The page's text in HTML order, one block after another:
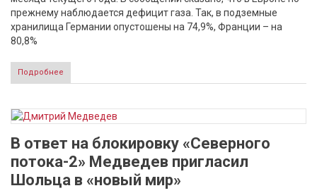
прежнему наблюдается дефицит газа. Так, в подземные
хранилища Германии опустошены на 74,9%, Франции – на
80,8%
Подробнее
В ответ на блокировку «Северного
потока-2» Медведев пригласил
Шольца в «новый мир»